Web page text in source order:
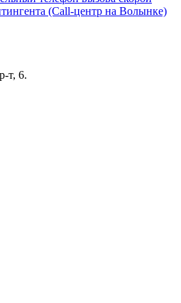
(Call-центр на Волынке)
т, 6.